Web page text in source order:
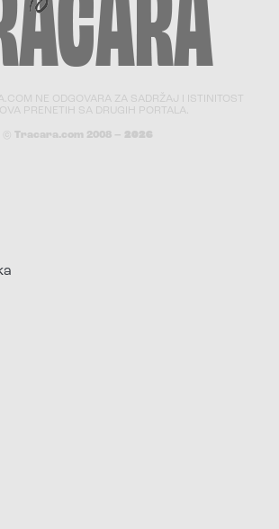
NE ODGOVARA ZA SADRŽAJ I ISTINITOST
PRENETIH SA DRUGIH PORTALA.
© Tracara.com 2008 – 2026